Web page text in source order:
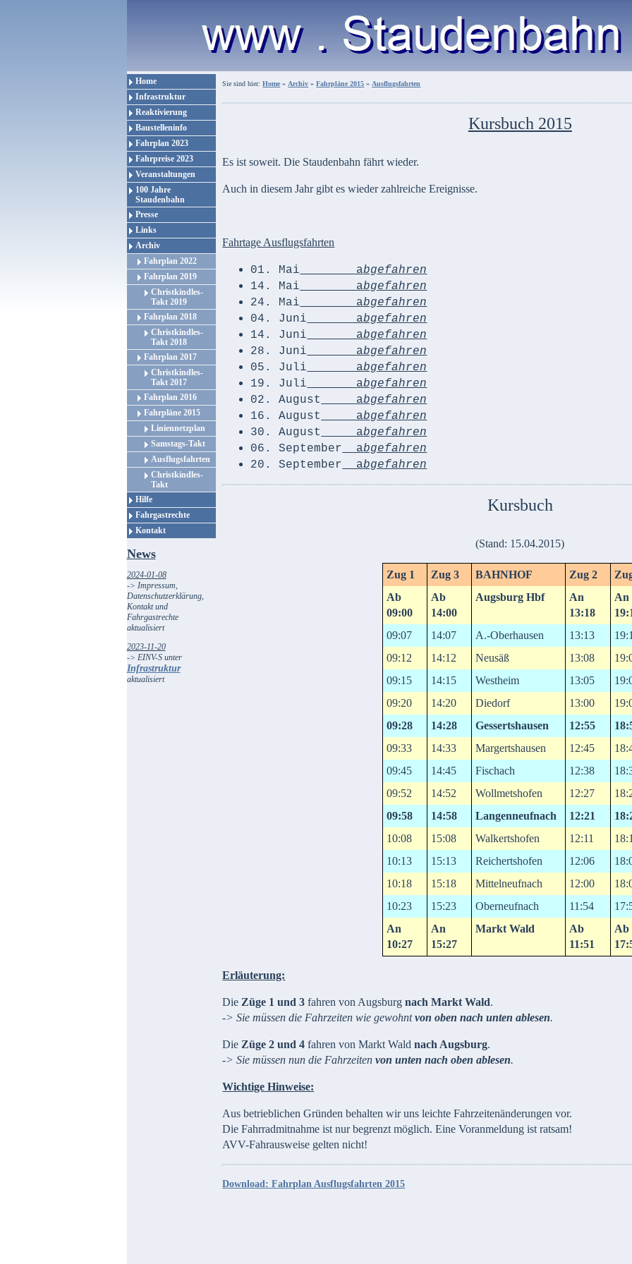
Home
Infrastruktur
Reaktivierung
Baustelleninfo
Fahrplan 2023
Fahrpreise 2023
Veranstaltungen
100 Jahre
Staudenbahn
Presse
Links
Archiv
Fahrplan 2022
Fahrplan 2019
Christkindles-
Takt 2019
Fahrplan 2018
Christkindles-
Takt 2018
Fahrplan 2017
Christkindles-
Takt 2017
Fahrplan 2016
Fahrpläne 2015
Liniennetzplan
Samstags-Takt
Ausflugsfahrten
Christkindles-
Takt
Hilfe
Fahrgastrechte
Kontakt
News
2024-01-08
-> Impressum,
Datenschutzerklärung,
Kontakt und
Fahrgastrechte
aktualisiert
2023-11-20
-> EINV-S unter
Infrastruktur
aktualisiert
Sie sind hier:Home » Archiv »Fahrpläne 2015 » Ausflugsfahrten
Kursbuch 2015
Es ist soweit. Die Staudenbahn fährt wieder.
Auch in diesem Jahr gibt es wieder zahlreiche Ereignisse.
Fahrtage Ausflugsfahrten
01. Mai abgefahren
14. Mai abgefahren
24. Mai abgefahren
04. Juni abgefahren
14. Juni abgefahren
28. Juni abgefahren
05. Juli abgefahren
19. Juli abgefahren
02. August
abgefahren
16. August
abgefahren
30. August
abgefahren
06. September abgefahren
20. September abgefahren
Kursbuch
(Stand: 15.04.2015)
Zug 1 Zug 3 BAHNHOF Zug 2
Ab
09:00
Ab
14:00
Augsburg Hbf
An
13:18
An
09:07
14:07 A.-Oberhausen 13:13
09:12
14:12 Neusäß 13:08
09:15
14:15 Westheim 13:05
09:20
14:20 Diedorf 13:00
09:28
14:28 Gessertshausen 12:55
09:33
14:33 Margertshausen 12:45
09:45
14:45 Fischach 12:38
09:52
14:52 Wollmetshofen 12:27
09:58
14:58 Langenneufnach 12:21
10:08
15:08 Walkertshofen 12:11
10:13
15:13 Reichertshofen 12:06
10:18
15:18 Mittelneufnach 12:00
10:23
15:23 Oberneufnach 11:54
An
10:27
An
15:27
Markt Wald
Ab
11:51
Ab
Erläuterung:
Die Züge 1 und 3 fahren von Augsburgnach Markt Wald.
-> Sie müssen die Fahrzeiten wie gewohntvon oben nach unten ablesen.
Die Züge 2 und 4 fahren von Markt Waldnach Augsburg.
-> Sie müssen nun die Fahrzeitenvon unten nach oben ablesen.
Wichtige Hinweise:
Aus betrieblichen Gründen behalten wir uns leichte Fahrzeitenänderungen vor.
Die Fahrradmitnahme ist nur begrenzt möglich. Eine Voranmeldung ist ratsam!
AVV-Fahrausweise gelten nicht!
Download: Fahrplan Ausflugsfahrten 2015